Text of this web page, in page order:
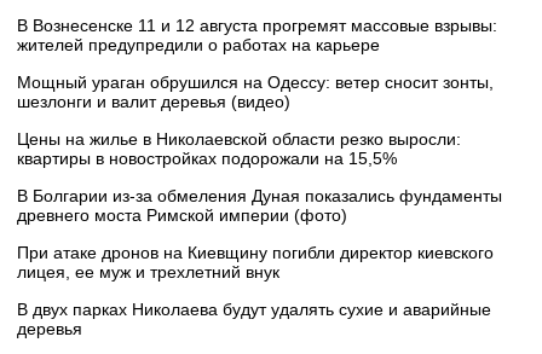
В Вознесенске 11 и 12 августа прогремят массовые взрывы:
жителей предупредили о работах на карьере
Мощный ураган обрушился на Одессу: ветер сносит зонты,
шезлонги и валит деревья (видео)
Цены на жилье в Николаевской области резко выросли:
квартиры в новостройках подорожали на 15,5%
В Болгарии из-за обмеления Дуная показались фундаменты
древнего моста Римской империи (фото)
При атаке дронов на Киевщину погибли директор киевского
лицея, ее муж и трехлетний внук
В двух парках Николаева будут удалять сухие и аварийные
деревья